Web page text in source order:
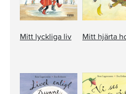
Mitt lyckliga liv